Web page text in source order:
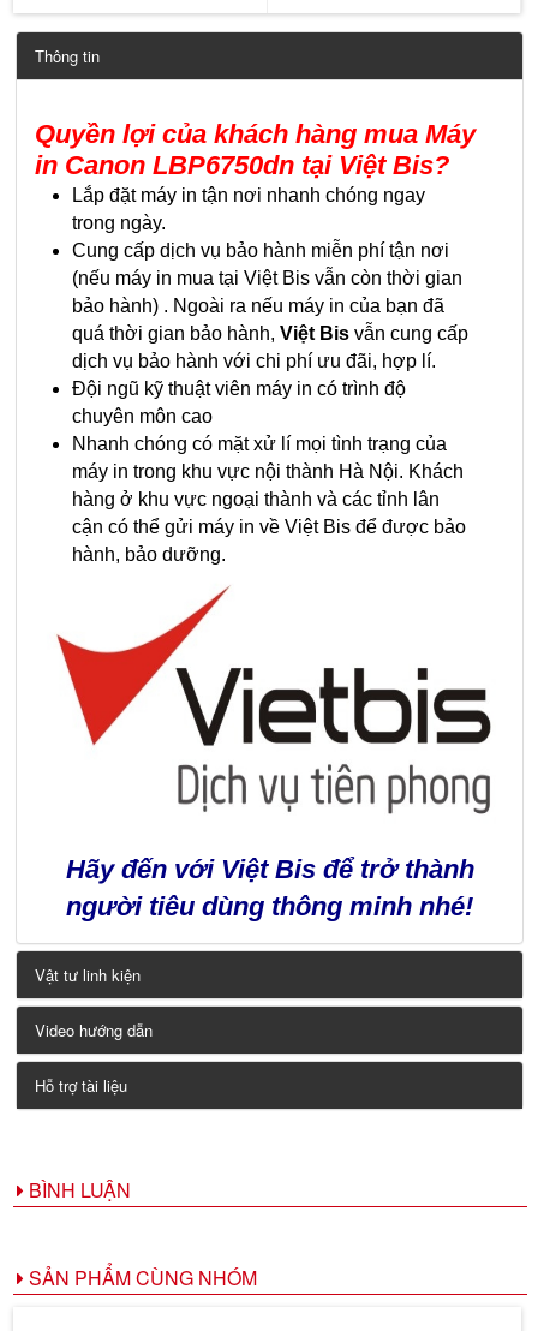
Thông tin
Quyền lợi của khách hàng mua Máy
in Canon LBP6750dn tại Việt Bis?
Lắp đặt máy in tận nơi nhanh chóng ngay
trong ngày.
Cung cấp dịch vụ bảo hành miễn phí tận nơi
(nếu máy in mua tại Việt Bis vẫn còn thời gian
bảo hành) . Ngoài ra nếu máy in của bạn đã
quá thời gian bảo hành, Việt Bis vẫn cung cấp
dịch vụ bảo hành với chi phí ưu đãi, hợp lí.
Đội ngũ kỹ thuật viên máy in có trình độ
chuyên môn cao
Nhanh chóng có mặt xử lí mọi tình trạng của
máy in trong khu vực nội thành Hà Nội. Khách
hàng ở khu vực ngoại thành và các tỉnh lân
cận có thể gửi máy in về Việt Bis để được bảo
hành, bảo dưỡng.
​Hãy đến với Việt Bis để trở thành
người tiêu dùng thông minh nhé!
Vật tư linh kiện
Video hướng dẫn
Hỗ trợ tài liệu
BÌNH LUẬN
SẢN PHẨM CÙNG NHÓM